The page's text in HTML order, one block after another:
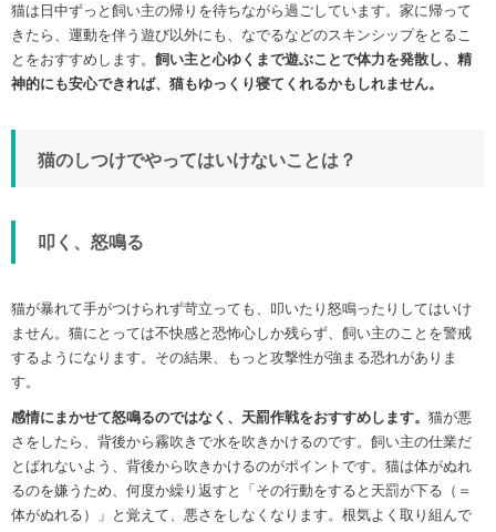
猫は日中ずっと飼い主の帰りを待ちながら過ごしています。家に帰って
きたら、運動を伴う遊び以外にも、なでるなどのスキンシップをとるこ
とをおすすめします。 飼い主と心ゆくまで遊ぶことで体力を発散し、精
神的にも安心できれば、猫もゆっくり寝てくれるかもしれません。
猫のしつけでやってはいけないことは？
叩く、怒鳴る
猫が暴れて手がつけられず苛立っても、叩いたり怒鳴ったりしてはいけ
ません。猫にとっては不快感と恐怖心しか残らず、飼い主のことを警戒
するようになります。その結果、もっと攻撃性が強まる恐れがありま
す。
感情にまかせて怒鳴るのではなく、天罰作戦をおすすめします。 猫が悪
さをしたら、背後から霧吹きで水を吹きかけるのです。飼い主の仕業だ
とばれないよう、背後から吹きかけるのがポイントです。猫は体がぬれ
るのを嫌うため、何度か繰り返すと「その行動をすると天罰が下る（＝
体がぬれる）」と覚えて、悪さをしなくなります。根気よく取り組んで